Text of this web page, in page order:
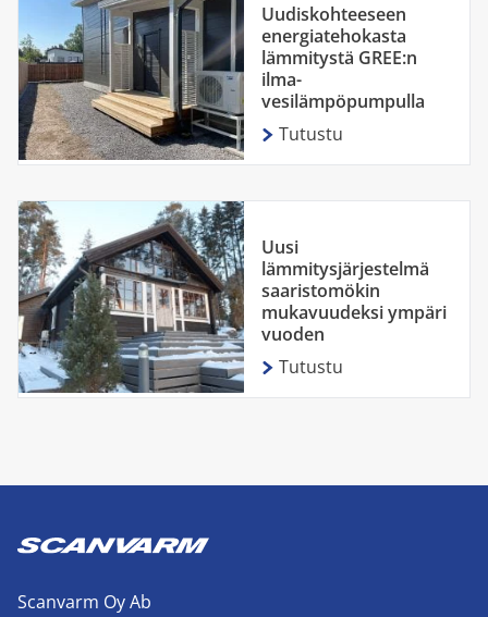
Uudiskohteeseen
energiatehokasta
lämmitystä GREE:n
ilma-
vesilämpöpumpulla
Tutustu
Uusi
lämmitysjärjestelmä
saaristomökin
mukavuudeksi ympäri
vuoden
Tutustu
Scanvarm Oy Ab